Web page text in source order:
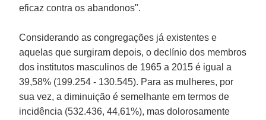
eficaz contra os abandonos".
Considerando as congregações já existentes e
aquelas que surgiram depois, o declínio dos membros
dos institutos masculinos de 1965 a 2015 é igual a
39,58% (199.254 - 130.545). Para as mulheres, por
sua vez, a diminuição é semelhante em termos de
incidência (532.436, 44,61%), mas dolorosamente